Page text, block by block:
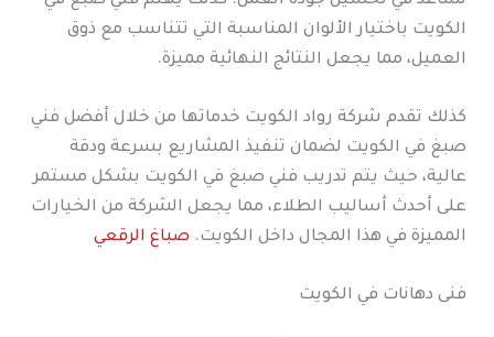
الكويت باختيار الألوان المناسبة التي تتناسب مع ذوق
العميل، مما يجعل النتائج النهائية مميزة.
كذلك تقدم شركة رواد الكويت خدماتها من خلال أفضل فني
صبغ في الكويت لضمان تنفيذ المشاريع بسرعة ودقة
عالية، حيث يتم تدريب فني صبغ في الكويت بشكل مستمر
على أحدث أساليب الطلاء، مما يجعل الشركة من الخيارات
المميزة في هذا المجال داخل الكويت. صباغ الرقعي
فنى دهانات في الكويت